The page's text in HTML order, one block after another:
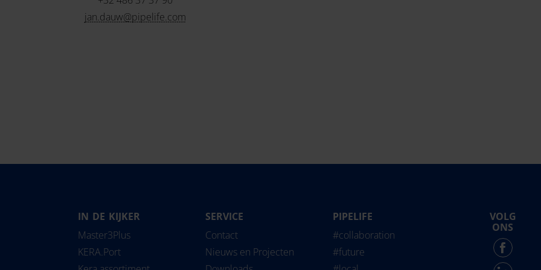
jan.dauw@pipelife.com
Srbija
SoluForce - English
IN DE KIJKER
Master3Plus
KERA.Port
SERVICE
Contact
Nieuws en Projecten
PIPELIFE
#collaboration
#future
VOLG
ONS